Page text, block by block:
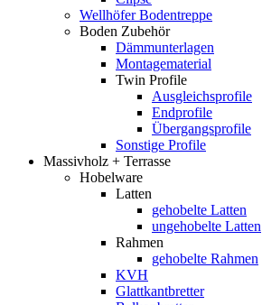
Wellhöfer Bodentreppe
Boden Zubehör
Dämmunterlagen
Montagematerial
Twin Profile
Ausgleichsprofile
Endprofile
Übergangsprofile
Sonstige Profile
Massivholz + Terrasse
Hobelware
Latten
gehobelte Latten
ungehobelte Latten
Rahmen
gehobelte Rahmen
KVH
Glattkantbretter